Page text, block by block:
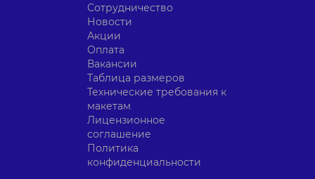
Сотрудничество
Новости
Акции
Оплата
Вакансии
Таблица размеров
Технические требования к
макетам
Лицензионное
соглашение
Политика
конфиденциальности